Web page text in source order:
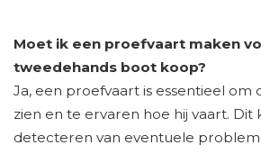
Moet ik een proefvaart maken
tweedehands boot koop?
Ja, een proefvaart is essentieel om
zien en te ervaren hoe hij vaart.
detecteren van eventuele